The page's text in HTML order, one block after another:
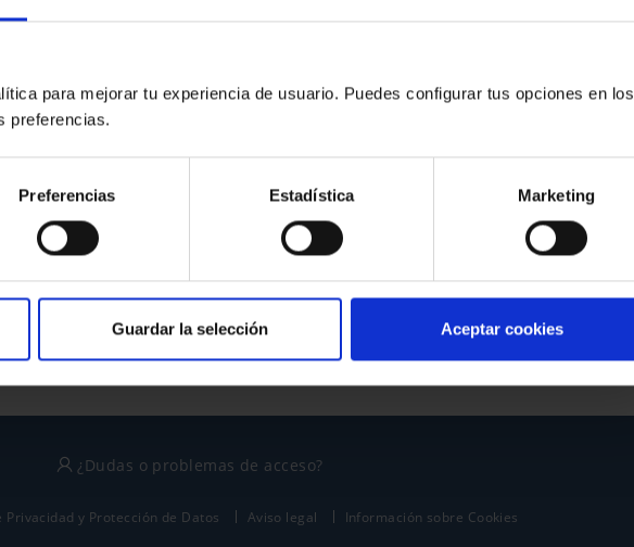
para mejorar tu experiencia de usuario. Puedes configurar tus opciones en los
preferencias.
Preferencias Estadística Marketing
Guardar la selección Aceptar cookies
¿No tienes cuenta?
política de privacidad
y términos del servicio
¿Dudas o problemas de acceso?
Privacidad y Protección de Datos Aviso legal Información sobre Cookies